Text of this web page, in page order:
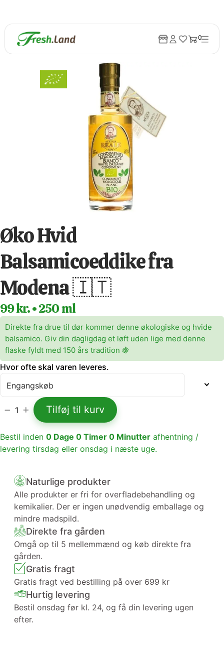
0
Tilbage
Øko Hvid
Balsamicoeddike fra
Modena 🇮🇹
99 kr. • 250 ml
Direkte fra drue til dør kommer denne økologiske og hvide
balsamico. Giv din dagligdag et løft uden lige med denne
flaske fyldt med 150 års tradition 🍇
Hvor ofte skal varen leveres.
1 Tilføj til kurv
Bestil inden 0 Dage 0 Timer 0 Minutter afhentning /
levering tirsdag eller onsdag i næste uge.
Naturlige produkter
Alle produkter er fri for overfladebehandling og
kemikalier. Der er ingen unødvendig emballage og
mindre madspild.
Direkte fra gården
Omgå op til 5 mellemmænd og køb direkte fra
gården.
Gratis fragt
Gratis fragt ved bestilling på over 699 kr
Hurtig levering
Bestil onsdag før kl. 24, og få din levering ugen
efter.